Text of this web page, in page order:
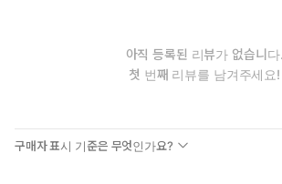
또한 저마다의 개성이 살아 숨쉬는 조연들도
리는 중요한 요소 가운데 하나입니다. 인민군
도 재미있는 꿀꿀이 아줌마, 아버지 냄새를 맡
워 대는 엉뚱한 순임이, 재봉틀을 훔칠 수밖에
아직 등록된 리뷰가 없습니다.
첫 번째 리뷰를 남겨주세요!
구매자 표시 기준은 무엇인가요?